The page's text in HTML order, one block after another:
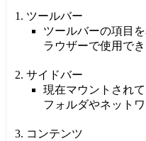
ツールバー
ツールバーの項目
ラウザーで使用で
サイドバー
現在マウントされ
フォルダやネット
コンテンツ